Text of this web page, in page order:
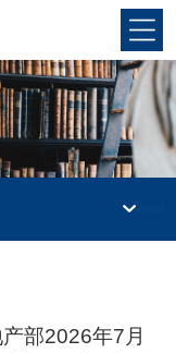
部2026年7月